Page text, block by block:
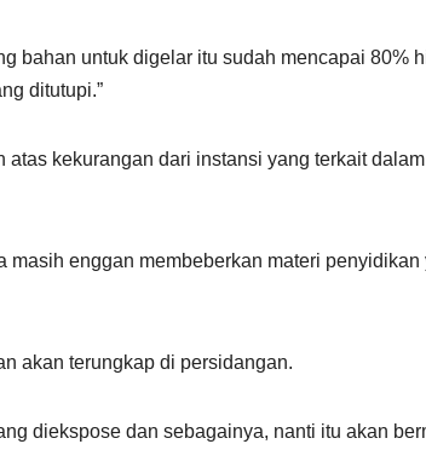
bahan untuk digelar itu sudah mencapai 80%
ditutupi.”
atas kekurangan dari instansi yang terkait
masih enggan membeberkan materi
akan terungkap di persidangan.
diekspose dan sebagainya, nanti itu akan